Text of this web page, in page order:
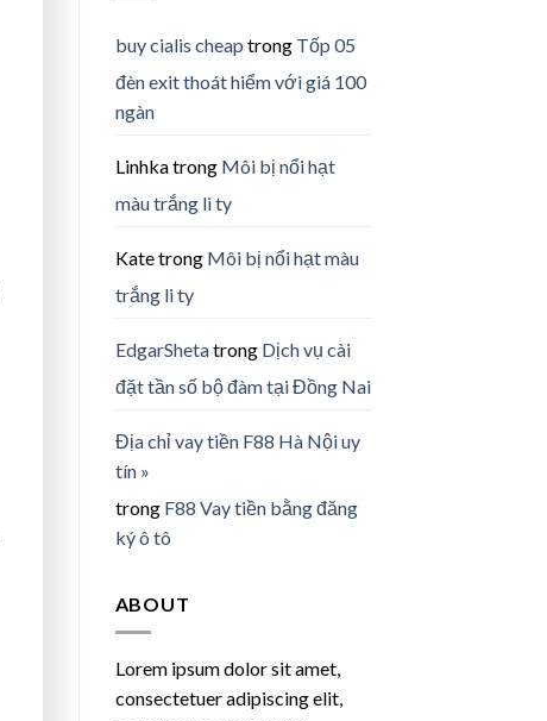
buy cialis cheap trong Tốp 05
đèn exit thoát hiểm với giá 100
ngàn
Linhkatrong Môi bị nổi hạt
màu trắng li ty
Katetrong Môi bị nổi hạt màu
trắng li ty
EdgarShetatrong Dịch vụ cài
đặt tần số bộ đàm tại Đồng Nai
Địa chỉ vay tiền F88 Hà Nội uy
tín »
trong F88 Vay tiền bằng đăng
ký ô tô
ABOUT
Lorem ipsum dolor sit amet,
consectetuer adipiscing elit,